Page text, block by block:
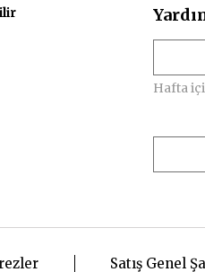
Çekebilir
Hafta içi
Satış Genel